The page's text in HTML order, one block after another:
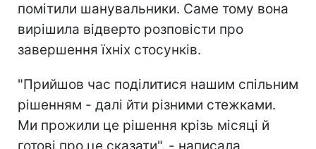
помітили шанувальники. Саме тому вона
вирішила відверто розповісти про
завершення їхніх стосунків.
"Прийшов час поділитися нашим спільним
рішенням - далі йти різними стежками.
Ми прожили це рішення крізь місяці й